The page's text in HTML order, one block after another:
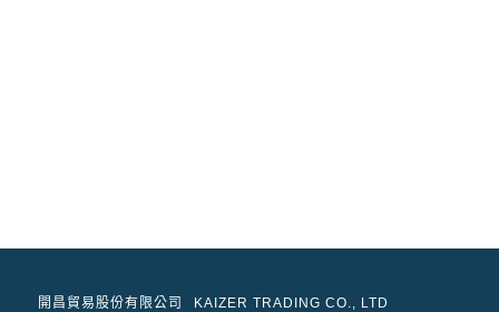
開昌貿易股份有限公司 KAIZER TRADING CO., LTD